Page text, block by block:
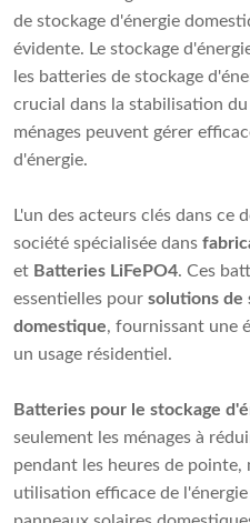
de stockage d'énergie
évidente. Le stockage
les batteries de stockage
crucial dans la stabilisation
ménages peuvent gérer
d'énergie.
L'un des acteurs clés dans ce
société spécialisée dans
et Batteries LiFePO4. Ces
essentielles pour solutions de
domestique, fournissant une
un usage résidentiel.
Batteries pour le stockage
seulement les ménages à
pendant les heures de pointe,
utilisation efficace de